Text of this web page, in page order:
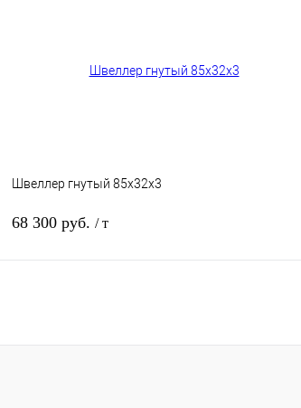
Швеллер гнутый 85х32х3
68 300 руб. / т
Купить в 1 клик Сравнение